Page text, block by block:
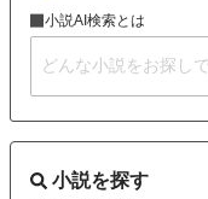
小説AI検索とは
小説を探す